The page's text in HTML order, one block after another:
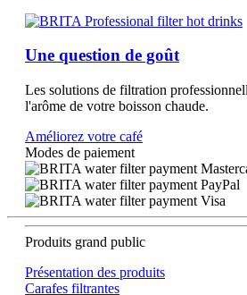
Une question de goût
Les solutions de filtration
l'arôme de votre boisson chaude.
Améliorez votre café
Modes de paiement
Produits grand public
Présentation des produits
Carafes filtrantes